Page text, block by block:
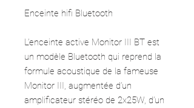
Enceinte hifi Bluetooth
L’enceinte active Monitor III BT est
un modèle Bluetooth qui reprend la
formule acoustique de la fameuse
Monitor III, augmentée d’un
amplificateur stéréo de 2x25W, d’un